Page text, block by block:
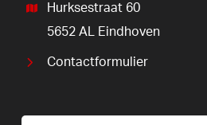
Hurksestraat 60
5652 AL Eindhoven
Contactformulier